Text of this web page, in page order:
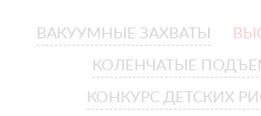
ВАКУУМНЫЕ ЗАХВАТЫ
КОЛЕНЧАТЫЕ
КОНКУРС ДЕТСКИХ